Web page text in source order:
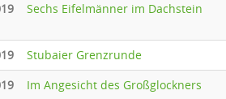
Sechs Eifelmänner im Dachstein
Stubaier Grenzrunde
Im Angesicht des Großglockners